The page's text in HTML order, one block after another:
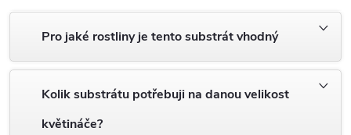
Pro jaké rostliny je tento substrát vhodný
Kolik substrátu potřebuji na danou velikost
květináče?